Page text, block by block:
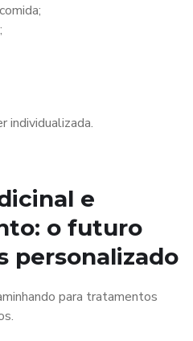
individualizada.
e
o futuro
personalizado
para tratamentos